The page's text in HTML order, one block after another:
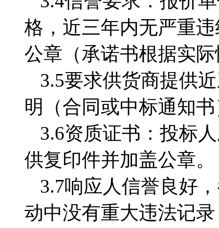
格，近三年内无严重
公章（承诺书根据实
3.5要求供货商提供
明（合同或中标通知
3.6资质证书： 投标
供复印件并加盖公章。
3.7响应人信誉良好
动中没有重大违法记